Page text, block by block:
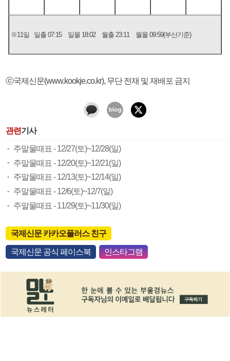
※11일 일출 07:15 일몰 18:02 월출 23:11 월몰 09:59(부산기준)
ⓒ국제신문(www.kookje.co.kr), 무단 전재 및 재배포 금지
관련기사
주말물때표 - 12/27(토)~12/28(일)
주말물때표 - 12/20(토)~12/21(일)
주말물때표 - 12/13(토)~12/14(일)
주말물때표 - 12/6(토)~12/7(일)
주말물때표 - 11/29(토)~11/30(일)
국제신문 카카오플러스 친구
국제신문 공식 페이스북 인스타그램